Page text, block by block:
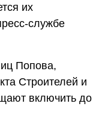
их
службе
Попова,
Строителей и
включить до